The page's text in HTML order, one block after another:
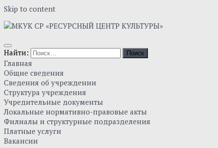
Skip to content
Найти:
Главная
Общие сведения
Сведения об учреждении
Структура учреждения
Учредительные документы
Локальные нормативно-правовые акты
Филиалы и структурные подразделения
Платные услуги
Вакансии